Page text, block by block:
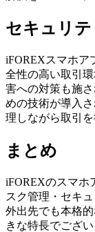
セキュリ
iFOREXスマホア
全性の高い取引
害への対策も施
めの技術が導入
理しながら取引を
まとめ
iFOREXのスマホ
スク管理・セキ
外出先でも本格
きな特長でござい